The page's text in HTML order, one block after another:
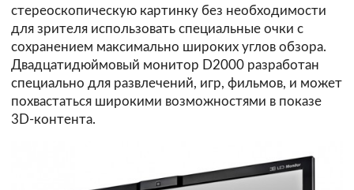
стереоскопическую картинку без необходимости
для зрителя использовать специальные очки с
сохранением максимально широких углов обзора.
Двадцатидюймовый монитор D2000 разработан
специально для развлечений, игр, фильмов, и может
похвастаться широкими возможностями в показе
3D-контента.